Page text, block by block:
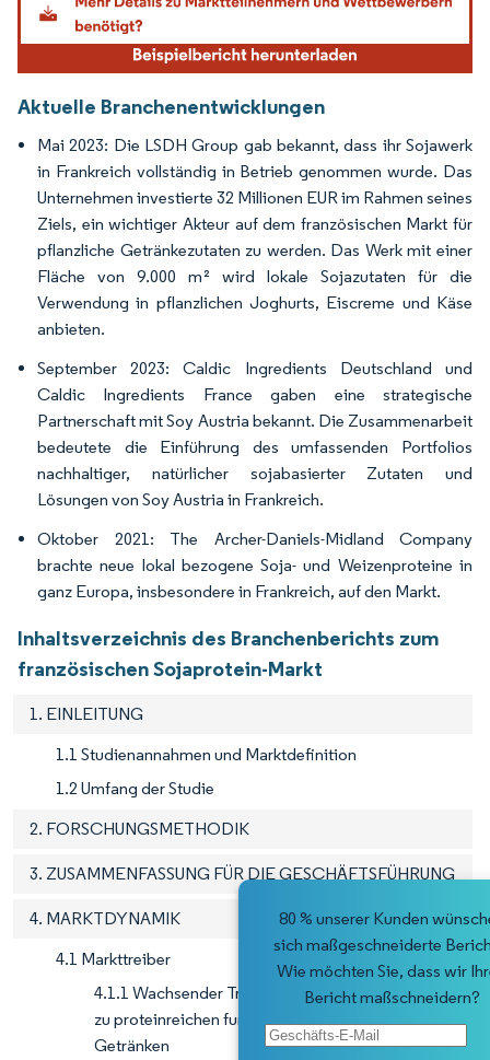
Aktuelle Branchenentwicklungen
Mai 2023: Die LSDH Group gab bekannt, dass ihr Sojawerk
in Frankreich vollständig in Betrieb genommen wurde. Das
Unternehmen investierte 32 Millionen EUR im Rahmen seines
Ziels, ein wichtiger Akteur auf dem französischen Markt für
pflanzliche Getränkezutaten zu werden. Das Werk mit einer
Fläche von 9.000 m² wird lokale Sojazutaten für die
Verwendung in pflanzlichen Joghurts, Eiscreme und Käse
anbieten.
September 2023: Caldic Ingredients Deutschland und
Caldic Ingredients France gaben eine strategische
Partnerschaft mit Soy Austria bekannt. Die Zusammenarbeit
bedeutete die Einführung des umfassenden Portfolios
nachhaltiger, natürlicher sojabasierter Zutaten und
Lösungen von Soy Austria in Frankreich.
Oktober 2021: The Archer-Daniels-Midland Company
brachte neue lokal bezogene Soja- und Weizenproteine in
ganz Europa, insbesondere in Frankreich, auf den Markt.
Inhaltsverzeichnis des Branchenberichts zum
französischen Sojaprotein-Markt
1. EINLEITUNG
1.1 Studienannahmen und Marktdefinition
1.2 Umfang der Studie
2. FORSCHUNGSMETHODIK
3. ZUSAMMENFASSUNG FÜR DIE GESCHÄFTSFÜHRUNG
4. MARKTDYNAMIK
4.1 Markttreiber
4.1.1 Wachsender Trend und zunehmende Neigung
zu proteinreichen funktionellen Lebensmitteln und
Getränken
80 % unserer Kunden
sich maßgeschneiderte
Wie möchten Sie, dass wir
Bericht maßschneidern?